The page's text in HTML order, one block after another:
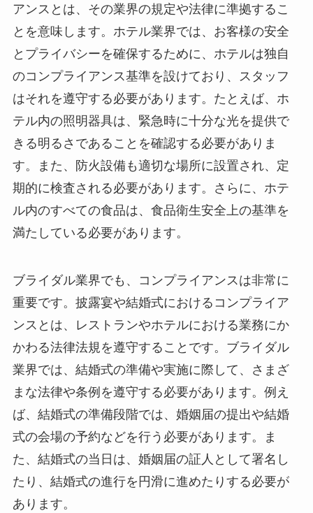
アンスとは、その業界の規定や法律に準拠するこ
とを意味します。 ホテル業界では、お客様の安全
とプライバシーを確保するために、ホテルは独自
のコンプライアンス基準を設けており、スタッフ
はそれを遵守する必要があります。たとえば、ホ
テル内の照明器具は、緊急時に十分な光を提供で
きる明るさであることを確認する必要がありま
す。また、防火設備も適切な場所に設置され、定
期的に検査される必要があります。さらに、ホテ
ル内のすべての食品は、食品衛生安全上の基準を
満たしている必要があります。
ブライダル業界でも、コンプライアンスは非常に
重要です。 披露宴や結婚式におけるコンプライア
ンスとは、レストランやホテルにおける業務にか
かわる法律法規を遵守することです。 ブライダル
業界では、結婚式の準備や実施に際して、さまざ
まな法律や条例を遵守する必要があります。例え
ば、結婚式の準備段階では、婚姻届の提出や結婚
式の会場の予約などを行う必要があります。ま
た、結婚式の当日は、婚姻届の証人として署名し
たり、結婚式の進行を円滑に進めたりする必要が
あります。